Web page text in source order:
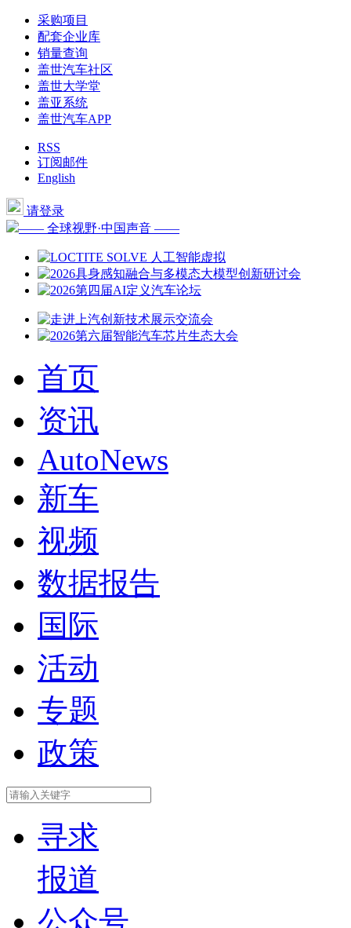
采购项目
配套企业库
销量查询
盖世汽车社区
盖世大学堂
盖亚系统
盖世汽车APP
RSS
订阅邮件
English
请登录
—— 全球视野·中国声音 ——
首页
资讯
AutoNews
新车
视频
数据报告
国际
活动
专题
政策
寻求
报道